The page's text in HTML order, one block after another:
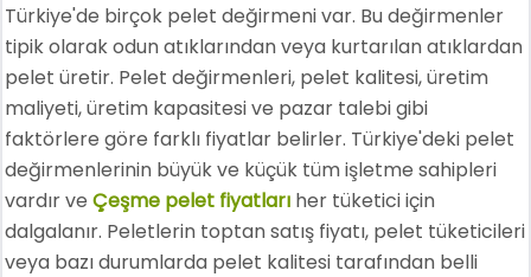
Türkiye'de birçok pelet değirmeni var. Bu değirmenler
tipik olarak odun atıklarından veya kurtarılan atıklardan
pelet üretir. Pelet değirmenleri, pelet kalitesi, üretim
maliyeti, üretim kapasitesi ve pazar talebi gibi
faktörlere göre farklı fiyatlar belirler. Türkiye'deki pelet
değirmenlerinin büyük ve küçük tüm işletme sahipleri
vardır veÇeşme pelet fiyatları her tüketici için
dalgalanır. Peletlerin toptan satış fiyatı, pelet tüketicileri
veya bazı durumlarda pelet kalitesi tarafından belli